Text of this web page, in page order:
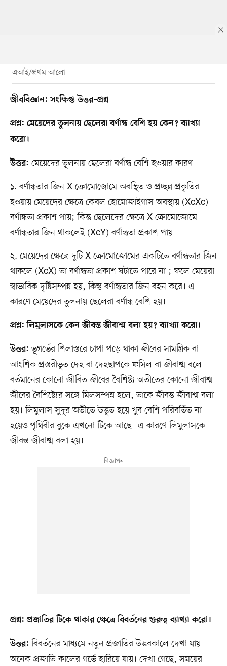
এআই/প্রথম আলো
জীববিজ্ঞান: সংক্ষিপ্ত উত্তর–প্রশ্ন
প্রশ্ন: মেয়েদের তুলনায় ছেলেরা বর্ণান্ধ বেশি হয় কেন? ব্যাখ্যা
করো।
উত্তর: মেয়েদের তুলনায় ছেলেরা বর্ণান্ধ বেশি হওয়ার কারণ—
১. বর্ণান্ধতার জিন X ক্রোমোজোমে অবস্থিত ও প্রচ্ছন্ন প্রকৃতির
হওয়ায় মেয়েদের ক্ষেত্রে কেবল হোমোজাইগাস অবস্থায় (XcXc)
বর্ণান্ধতা প্রকাশ পায়; কিন্তু ছেলেদের ক্ষেত্রে X ক্রোমোজোমে
বর্ণান্ধতার জিন থাকলেই (XcY) বর্ণান্ধতা প্রকাশ পায়।
২. মেয়েদের ক্ষেত্রে দুটি X ক্রোমোজোমের একটিতে বর্ণান্ধতার জিন
থাকলে (XcX) তা বর্ণান্ধতা প্রকাশ ঘটাতে পারে না ; ফলে মেয়েরা
স্বাভাবিক দৃষ্টিসম্পন্ন হয়, কিন্তু বর্ণান্ধতার জিন বহন করে। এ
কারণে মেয়েদের তুলনায় ছেলেরা বর্ণান্ধ বেশি হয়।
প্রশ্ন: লিমুলাসকে কেন জীবন্ত জীবাশ্ম বলা হয়? ব্যাখ্যা করো।
উত্তর:ভূগর্ভের শিলাস্তরে চাপা পড়ে থাকা জীবের সামগ্রিক বা
আংশিক প্রস্তরীভূত দেহ বা দেহছাপকে ফসিল বা জীবাশ্ম বলে।
বর্তমানের কোনো জীবিত জীবের বৈশিষ্ট্য অতীতের কোনো জীবাশ্ম
জীবের বৈশিষ্ট্যের সঙ্গে মিলসম্পন্ন হলে, তাকে জীবন্ত জীবাশ্ম বলা
হয়। লিমুলাস সুদূর অতীতে উদ্ভূত হয়ে খুব বেশি পরিবর্তিত না
হয়েও পৃথিবীর বুকে এখনো টিকে আছে। এ কারণে লিমুলাসকে
জীবন্ত জীবাশ্ম বলা হয়।
প্রশ্ন: প্রজাতির টিকে থাকার ক্ষেত্রে বিবর্তনের গুরুত্ব ব্যাখ্যা করো।
উত্তর:বিবর্তনের মাধ্যমে নতুন প্রজাতির উদ্ভবকালে দেখা যায়
অনেক প্রজাতি কালের গর্ভে হারিয়ে যায়। দেখা গেছে, সময়ের